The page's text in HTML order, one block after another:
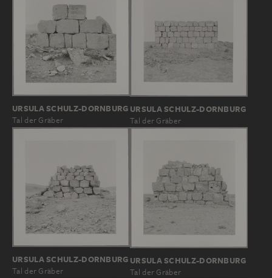
URSULA SCHULZ-DORNBURG
Tal der Gräber
URSULA SCHULZ-DORNBURG
Tal der Gräber
URSULA SCHULZ-DORNBURG
Tal der Gräber
URSULA SCHULZ-DORNBURG
Tal der Gräber